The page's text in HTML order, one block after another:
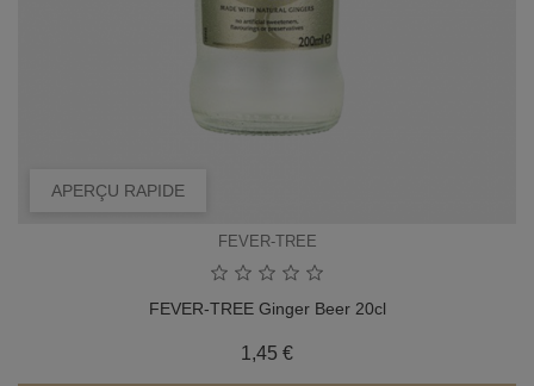
APERÇU RAPIDE
FEVER-TREE
FEVER-TREE Ginger Beer 20cl
1,45 €Prix